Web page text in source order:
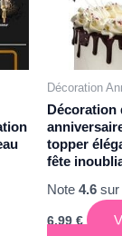
Décoration
Décoration
topper
fête
Note4.6 sur
6,99€